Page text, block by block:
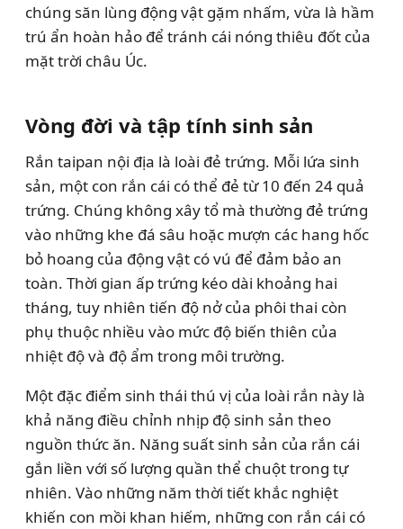
chúng săn lùng động vật gặm nhấm, vừa là hầm
trú ẩn hoàn hảo để tránh cái nóng thiêu đốt của
mặt trời châu Úc.
Vòng đời và tập tính sinh sản
Rắn taipan nội địa là loài đẻ trứng. Mỗi lứa sinh
sản, một con rắn cái có thể đẻ từ 10 đến 24 quả
trứng. Chúng không xây tổ mà thường đẻ trứng
vào những khe đá sâu hoặc mượn các hang hốc
bỏ hoang của động vật có vú để đảm bảo an
toàn. Thời gian ấp trứng kéo dài khoảng hai
tháng, tuy nhiên tiến độ nở của phôi thai còn
phụ thuộc nhiều vào mức độ biến thiên của
nhiệt độ và độ ẩm trong môi trường.
Một đặc điểm sinh thái thú vị của loài rắn này là
khả năng điều chỉnh nhịp độ sinh sản theo
nguồn thức ăn. Năng suất sinh sản của rắn cái
gắn liền với số lượng quần thể chuột trong tự
nhiên. Vào những năm thời tiết khắc nghiệt
khiến con mồi khan hiếm, những con rắn cái có